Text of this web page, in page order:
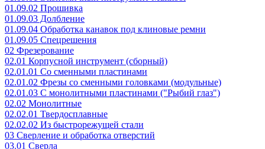
01.09.02 Прошивка
01.09.03 Долбление
01.09.04 Обработка канавок под клиновые ремни
01.09.05 Спецрешения
02 Фрезерование
02.01 Корпусной инструмент (сборный)
02.01.01 Со сменными пластинами
02.01.02 Фрезы со сменными головками (модульные)
02.01.03 С монолитными пластинами ("Рыбий глаз")
02.02 Монолитные
02.02.01 Твердосплавные
02.02.02 Из быстрорежущей стали
03 Сверление и обработка отверстий
03.01 Сверла